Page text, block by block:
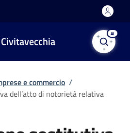
AI
e commercio /
dell’atto di notorietà relativa